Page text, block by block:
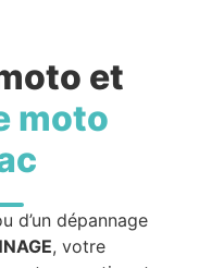
et
moto
d’un dépannage
, votre